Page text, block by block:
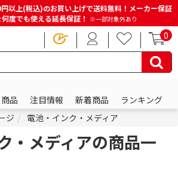
以上(税込)のお買い上げで送料無料！メーカー保証
度でも使える延長保証！ ※一部対象外あり
0
品 注目情報 新着商品
ランキング
ジ 電池・インク・メディア
・メディアの商品一